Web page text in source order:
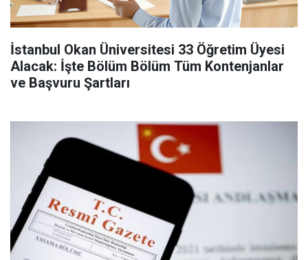
İstanbul Okan Üniversitesi 33 Öğretim Üyesi
Alacak: İşte Bölüm Bölüm Tüm Kontenjanlar
ve Başvuru Şartları